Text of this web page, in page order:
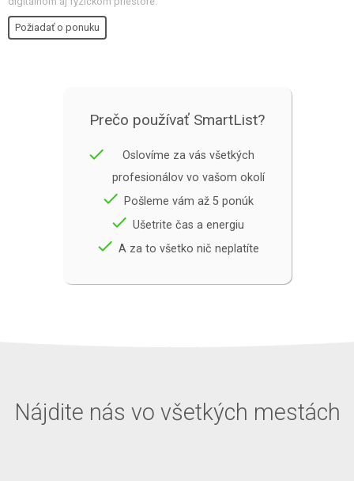
Požiadať o ponuku
Prečo používať SmartList?
done
Oslovíme za vás všetkých
profesionálov vo vašom okolí
done Pošleme vám až 5 ponúk
done Ušetrite čas a energiu
done A za to všetko nič neplatíte
Nájdite nás vo všetkých mestách